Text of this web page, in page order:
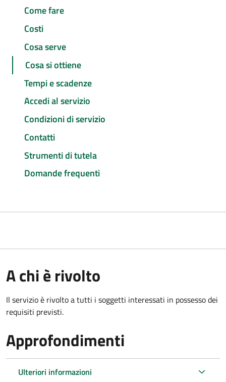
Come fare
Costi
Cosa serve
Cosa si ottiene
Tempi e scadenze
Accedi al servizio
Condizioni di servizio
Contatti
Strumenti di tutela
Domande frequenti
A chi è rivolto
Il servizio è rivolto a tutti i soggetti interessati in possesso dei
requisiti previsti.
Approfondimenti
Ulteriori informazioni